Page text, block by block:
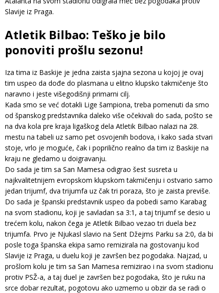
Slavije iz Praga.
Atletik Bilbao: Teško je bilo
ponoviti prošlu sezonu!
Iza tima iz Baskije je jedna zaista sjajna sezona u kojoj je ovaj
tim uspeo da dođe do plasmana u elitno klupsko takmičenje što
naravno i jeste višegodišnji primarni cilj.
Kada smo se već dotakli Lige šampiona, treba pomenuti da smo
od španskog predstavnika daleko više očekivali do sada, pošto se
na dva kola pre kraja ligaškog dela Atletik Bilbao nalazi na 28.
mestu na tabeli uz samo pet osvojenih bodova, i kako sada stvari
stoje, vrlo je moguće, čak i poprilično realno da tim iz Baskije na
kraju ne gledamo u doigravanju.
Do sada je tim sa San Mamesa odigrao šest susreta u
najkvalitetnijem evropskom klupskom takmičenju i ostvario samo
jedan trijumf, dva trijumfa uz čak tri poraza, što je zaista previše.
Do sada je španski predstavnik uspeo da pobedi samo Karabag
na svom stadionu, koji je savladan sa 3:1, a taj trijumf se desio u
trećem kolu, nakon čega je Atletik Bilbao vezao tri duela bez
trijumfa. Prvo je Njukasl slavio na Sent Džejms Parku sa 2:0, da bi
posle toga španska ekipa samo remizirala na gostovanju kod
Slavije iz Praga, u duelu koji je završen bez pogodaka. Najzad, u
prošlom kolu je tim sa San Mamesa remizirao i na svom stadionu
protiv PSŽ-a, a taj duel je završen bez pogodaka, što je ruku na
srce dobar rezultat, pogotovu ako uzmemo u obzir da se radi o